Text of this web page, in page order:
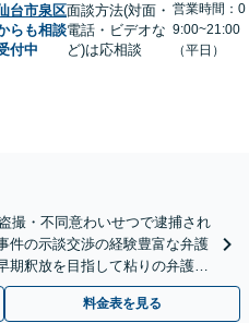
台市泉区
らも相談
付中
面談方法(対面・
電話・ビデオな
ど)は応相談
営業時間：0
9:00~21:00
（平日）
撮・不同意わいせつで逮捕され
件の示談交渉の経験豊富な弁護
期釈放を目指して粘りの弁護活
料金表を見る